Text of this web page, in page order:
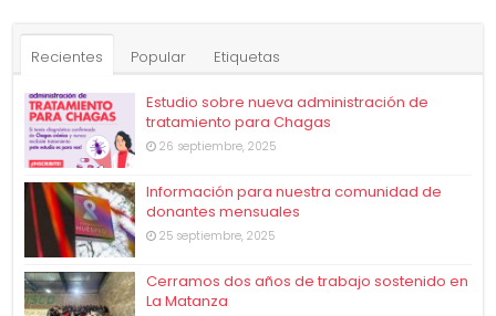
Recientes Popular Etiquetas
Estudio sobre nueva administración de
tratamiento para Chagas
26 septiembre, 2025
Información para nuestra comunidad de
donantes mensuales
25 septiembre, 2025
Cerramos dos años de trabajo sostenido en
La Matanza